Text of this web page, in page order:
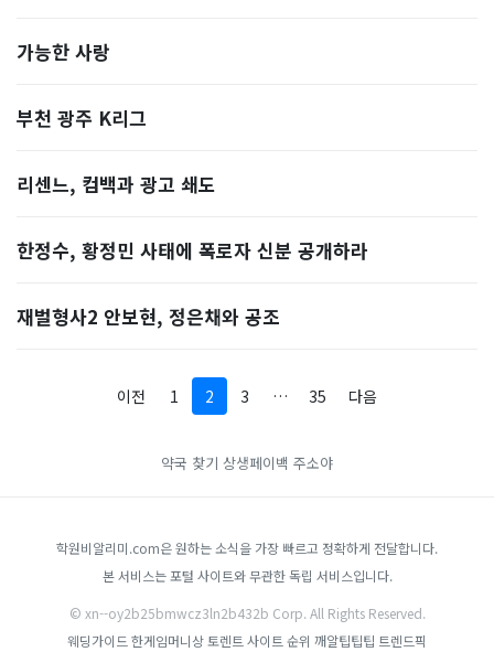
가능한 사랑
부천 광주 K리그
리센느, 컴백과 광고 쇄도
한정수, 황정민 사태에 폭로자 신분 공개하라
재벌형사2 안보현, 정은채와 공조
이전 1 2 3 … 35 다음
약국 찾기 상생페이백 주소야
학원비알리미.com은 원하는 소식을 가장 빠르고 정확하게 전달합니다.
본 서비스는 포털 사이트와 무관한 독립 서비스입니다.
© xn--oy2b25bmwcz3ln2b432b Corp. All Rights Reserved.
웨딩가이드 한게임머니상토렌트 사이트 순위 깨알팁팁팁 트렌드픽